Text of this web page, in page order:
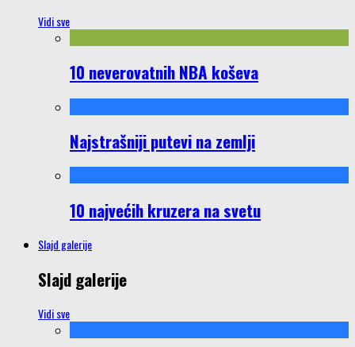
Vidi sve
10 neverovatnih NBA koševa
Najstrašniji putevi na zemlji
10 najvećih kruzera na svetu
Slajd galerije
Slajd galerije
Vidi sve